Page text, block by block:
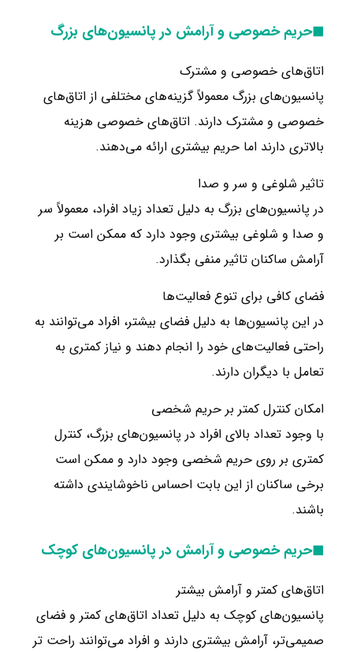
◼حریم خصوصی و آرامش در پانسیون‌های بزرگ
اتاق‌های خصوصی و مشترک
پانسیون‌های بزرگ معمولاً گزینه‌های مختلفی از اتاق‌های
خصوصی و مشترک دارند. اتاق‌های خصوصی هزینه
بالاتری دارند اما حریم بیشتری ارائه می‌دهند.
تاثیر شلوغی و سر و صدا
در پانسیون‌های بزرگ به دلیل تعداد زیاد افراد، معمولاً سر
و صدا و شلوغی بیشتری وجود دارد که ممکن است بر
آرامش ساکنان تاثیر منفی بگذارد.
فضای کافی برای تنوع فعالیت‌ها
در این پانسیون‌ها به دلیل فضای بیشتر، افراد می‌توانند به
راحتی فعالیت‌های خود را انجام دهند و نیاز کمتری به
تعامل با دیگران دارند.
امکان کنترل کمتر بر حریم شخصی
با وجود تعداد بالای افراد در پانسیون‌های بزرگ، کنترل
کمتری بر روی حریم شخصی وجود دارد و ممکن است
برخی ساکنان از این بابت احساس ناخوشایندی داشته
باشند.
◼حریم خصوصی و آرامش در پانسیون‌های کوچک
اتاق‌های کمتر و آرامش بیشتر
پانسیون‌های کوچک به دلیل تعداد اتاق‌های کمتر و فضای
صمیمی‌تر، آرامش بیشتری دارند و افراد می‌توانند راحت تر